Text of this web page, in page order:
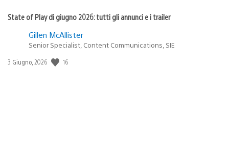
State of Play di giugno 2026: tutti gli annunci e i trailer
Gillen McAllister
Senior Specialist, Content Communications, SIE
Data
3 Giugno, 2026 16